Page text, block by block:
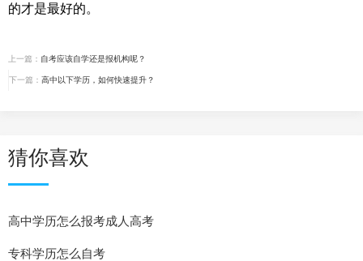
的才是最好的。
上一篇： 自考应该自学还是报机构呢？
下一篇： 高中以下学历，如何快速提升？
猜你喜欢
高中学历怎么报考成人高考
专科学历怎么自考